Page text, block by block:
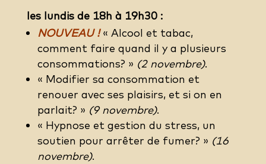
les lundis de 18h à 19h30 :
NOUVEAU !« Alcool et tabac,
comment faire quand il y a plusieurs
consommations? » (2 novembre).
« Modifier sa consommation et
renouer avec ses plaisirs, et si on en
parlait? » (9 novembre).
« Hypnose et gestion du stress, un
soutien pour arrêter de fumer? » (16
novembre).